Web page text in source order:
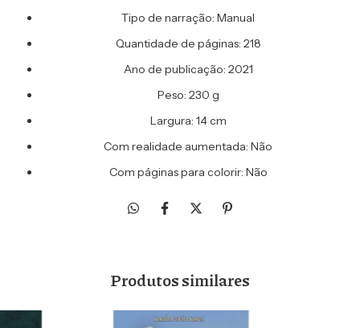
Tipo de narração: Manual
Quantidade de páginas: 218
Ano de publicação: 2021
Peso: 230 g
Largura: 14 cm
Com realidade aumentada: Não
Com páginas para colorir: Não
Produtos similares